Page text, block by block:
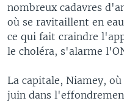
nombreux cadavres
où se ravitaillent en
ce qui fait craindre
le choléra, s'alarme
La capitale, Niamey,
juin dans